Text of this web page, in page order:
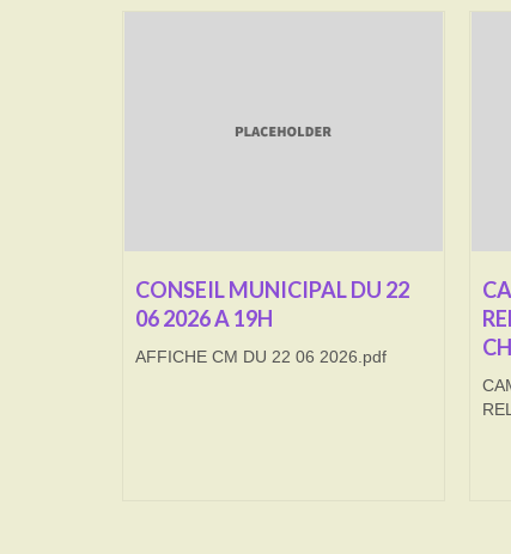
CONSEIL MUNICIPAL DU 22
06 2026 A 19H
AFFICHE CM DU 22 06 2026.pdf